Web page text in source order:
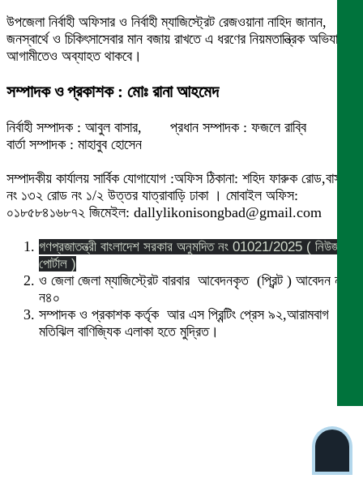
উপজেলা নির্বাহী অফিসার ও নির্বাহী ম্যাজিস্ট্রেট রেজওয়ানা নাহিদ জানান,
জনস্বার্থে ও চিকিৎসাসেবার মান বজায় রাখতে এ ধরণের নিয়মতান্ত্রিক অভিযান
আগামীতেও অব্যাহত থাকবে।
সম্পাদক ও প্রকাশক : মোঃ রানা আহমেদ
নির্বাহী সম্পাদক : আবুল বাসার, প্রধান সম্পাদক : ফজলে রাব্বি
বার্তা সম্পাদক : মাহাবুব হোসেন
সম্পাদকীয় কার্যালয় সার্বিক যোগাযোগ :অফিস ঠিকানা: শহিদ ফারুক রোড,বাসা
নং ১৩২ রোড নং ১/২ উত্তর যাত্রাবাড়ি ঢাকা । মোবাইল অফিস:
০১৮৫৮৪১৬৮৭২ জিমেইল: dallylikonisongbad@gmail.com
গণপ্রজাতন্ত্রী বাংলাদেশ সরকার অনুমদিত নং 01021/2025 ( নিউজ
পোর্টাল )
ও জেলা জেলা ম্যাজিস্ট্রেট বারবার আবেদনকৃত (প্রিন্ট ) আবেদন নং
ন৪০
সম্পাদক ও প্রকাশক কর্তৃক আর এস প্রিন্টিং প্রেস ৯২,আরামবাগ
মতিঝিল বাণিজ্যিক এলাকা হতে মুদ্রিত।